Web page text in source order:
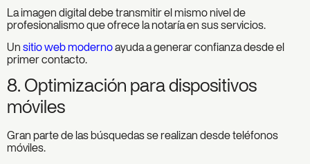
La imagen digital debe transmitir el mismo nivel de
profesionalismo que ofrece la notaría en sus servicios.
Un sitio web modernoayuda a generar confianza desde el
primer contacto.
8. Optimización para dispositivos
móviles
Gran parte de las búsquedas se realizan desde teléfonos
móviles.